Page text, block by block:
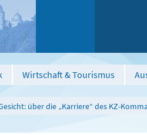
Wirtschaft & Tourismus
über die „Karriere“ des KZ-